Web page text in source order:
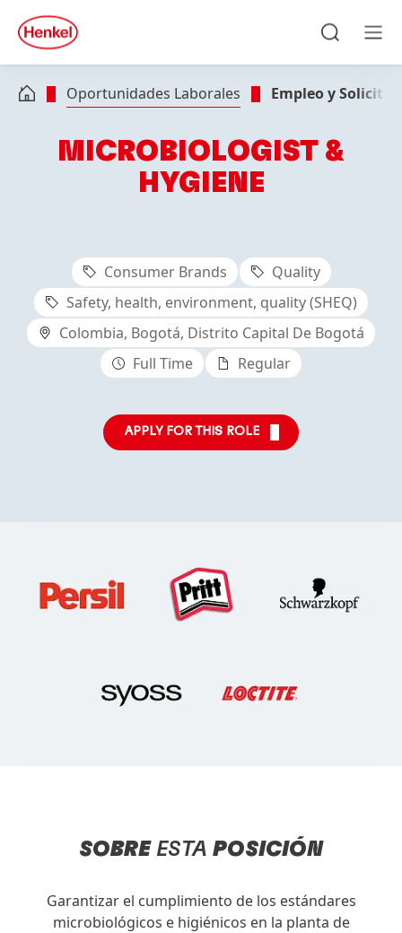
Skip to footer
quick
search
Oportunidades Laborales Empleo y Solicitud
MICROBIOLOGIST &
HYGIENE
Consumer Brands
Quality
Safety, health, environment, quality (SHEQ)
Colombia, Bogotá, Distrito Capital De Bogotá
Full Time
Regular
APPLY FOR THIS ROLE
SOBRE ESTA POSICIÓN
Garantizar el cumplimiento de los estándares
microbiológicos e higiénicos en la planta de